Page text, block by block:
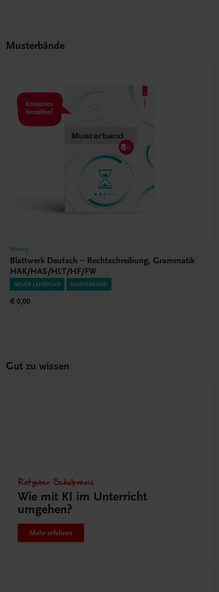
Musterbände
Bildung
Blattwerk Deutsch – Rechtschreibung, Grammatik
HAK/HAS/HLT/HF/FW
NEUER LEHRPLAN MUSTERBAND
€ 0,00
Gut zu wissen
Ratgeber Schulpraxis
Wie mit KI im Unterricht
umgehen?
Mehr erfahren